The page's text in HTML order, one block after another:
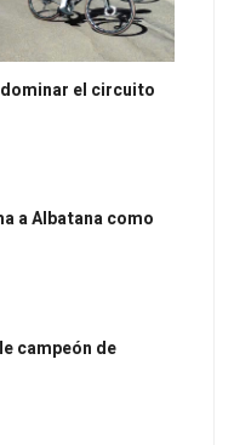
el circuito
a Albatana como
campeón de